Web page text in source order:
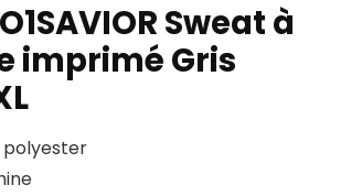
Sweat à
imprimé Gris
polyester